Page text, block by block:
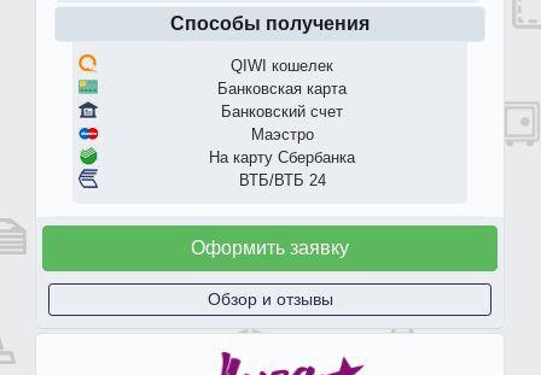
Способы получения
QIWI кошелек
Банковская карта
Банковский счет
Маэстро
На карту Сбербанка
ВТБ/ВТБ 24
Оформить заявку
Обзор и отзывы